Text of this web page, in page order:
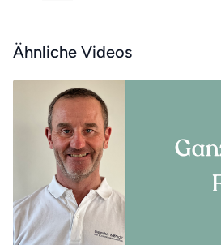
Ähnliche Videos